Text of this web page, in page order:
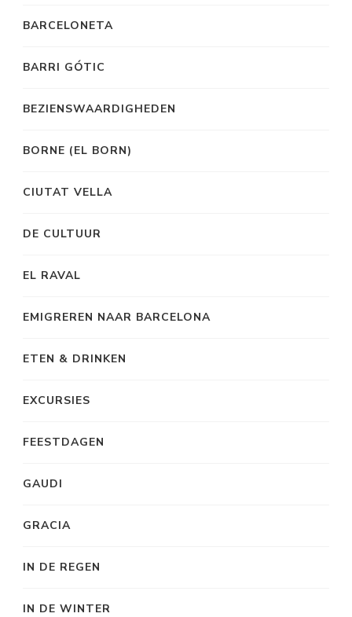
BARCELONETA
BARRI GÓTIC
BEZIENSWAARDIGHEDEN
BORNE (EL BORN)
CIUTAT VELLA
DE CULTUUR
EL RAVAL
EMIGREREN NAAR BARCELONA
ETEN & DRINKEN
EXCURSIES
FEESTDAGEN
GAUDI
GRACIA
IN DE REGEN
IN DE WINTER